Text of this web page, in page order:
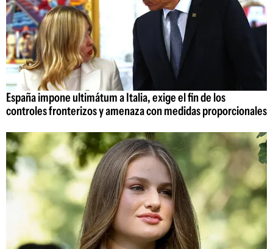
España impone ultimátum a Italia, exige el fin de los
controles fronterizos y amenaza con medidas proporcionales